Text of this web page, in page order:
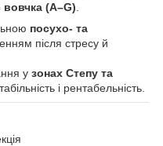
вовчка (A–G).
посухо- та
після стресу й
у зонах Степу та
і рентабельність.